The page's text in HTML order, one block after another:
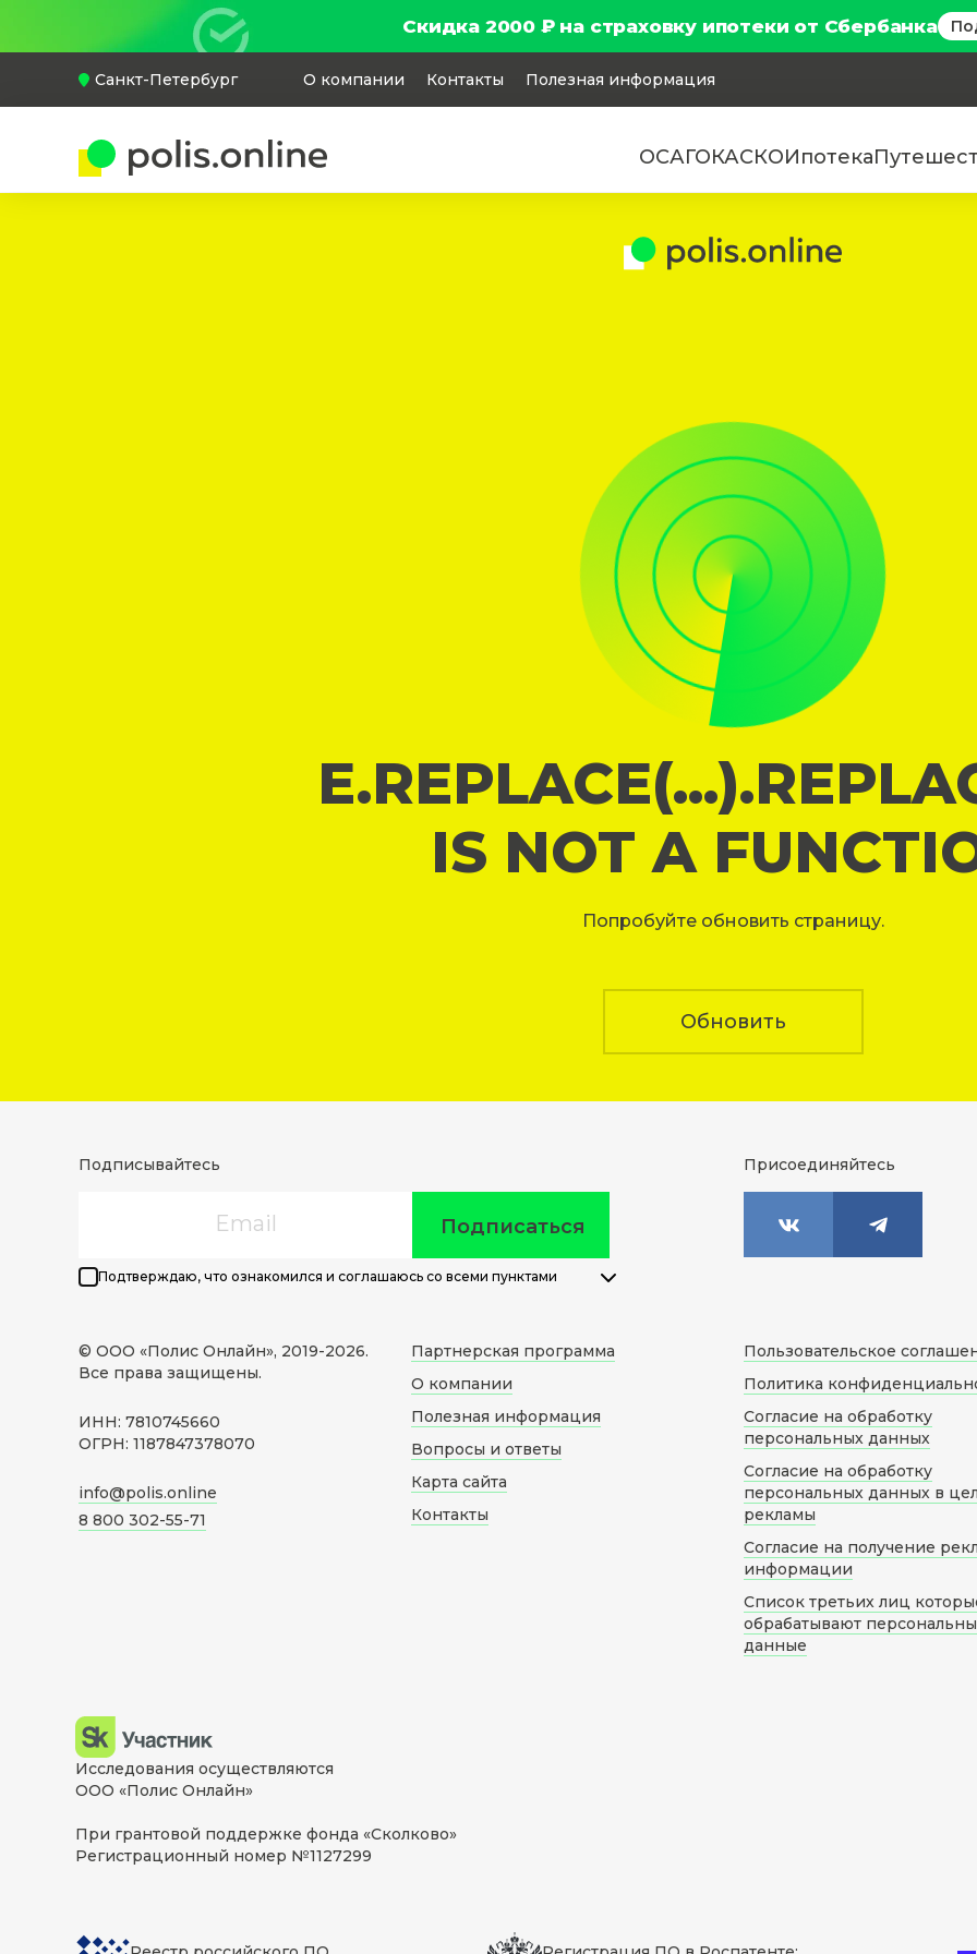
Скидка 2000 ₽ на страховку ипотеки от Сбербанка
Санкт-Петербург О компании Контакты Полезная информация
ОСАГОКАСКОИпотека
IS NOT A
Попробуйте обновить страницу.
Обновить
Подписывайтесь
Подписаться
Подтверждаю, что ознакомился и соглашаюсь со всеми пунктами
Присоединяйтесь
© ООО «Полис Онлайн», 2019-2026.
Все права защищены.
ИНН: 7810745660
ОГРН: 1187847378070
info@polis.online
8 800 302-55-71
Партнерская программа
О компании
Полезная информация
Вопросы и ответы
Карта сайта
Контакты
Пользовательское
Политика
Согласие на обработку
персональных данных
Согласие на обработку
персональных данных в
рекламы
Согласие на получение
информации
Список третьих лиц
обрабатывают
данные
Исследования осуществляются
ООО «Полис Онлайн»
При грантовой поддержке фонда «Сколково»
Регистрационный номер №1127299